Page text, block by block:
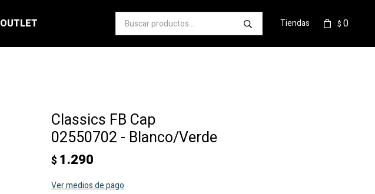
OUTLET $ 0
Tiendas
Classics FB Cap
02550702 - Blanco/Verde
$ 1.290
Ver medios de pago